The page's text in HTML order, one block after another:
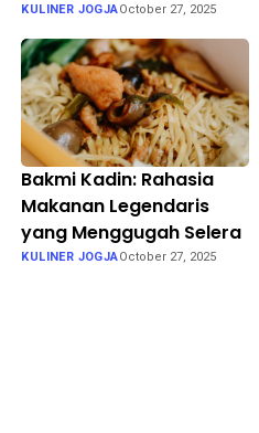
KULINER JOGJAOctober 27, 2025
Bakmi Kadin: Rahasia
Makanan Legendaris
yang Menggugah Selera
KULINER JOGJAOctober 27, 2025